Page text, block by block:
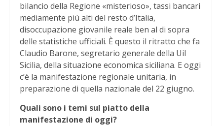
bilancio della Regione «misterioso», tassi bancari
mediamente più alti del resto d’Italia,
disoccupazione giovanile reale ben al di sopra
delle statistiche ufficiali. È questo il ritratto che fa
Claudio Barone, segretario generale della Uil
Sicilia, della situazione economica siciliana. E oggi
c’è la manifestazione regionale unitaria, in
preparazione di quella nazionale del 22 giugno.
Quali sono i temi sul piatto della
manifestazione di oggi?